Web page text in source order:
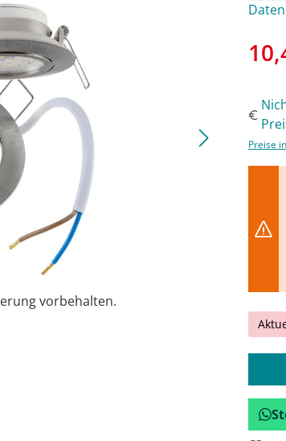
vorbehalten.
Preise